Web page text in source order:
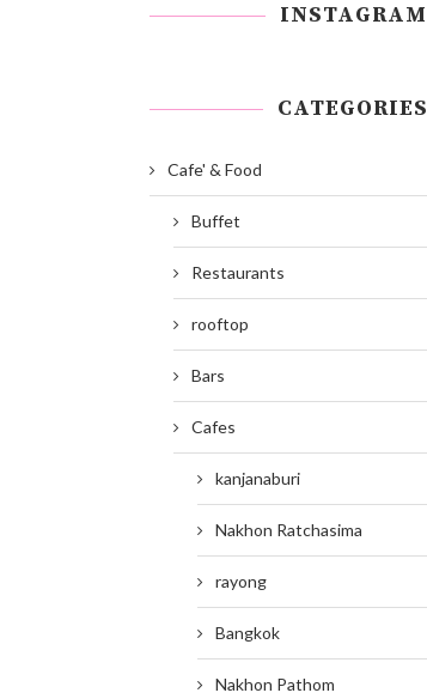
INSTAGRAM
CATEGORIES
Cafe' & Food
Buffet
Restaurants
rooftop
Bars
Cafes
kanjanaburi
Nakhon Ratchasima
rayong
Bangkok
Nakhon Pathom